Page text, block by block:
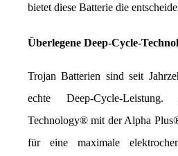
bietet diese Batterie die
Überlegene Deep-Cycle-
Trojan Batterien sind seit
echte Deep-Cycle-
Technology® mit der Alpha
für eine maximale